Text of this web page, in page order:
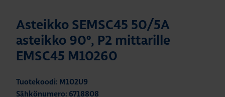
Asteikko SEMSC45 50/5A
asteikko 90º, P2 mittarille
EMSC45 M10260
Tuotekoodi: M102U9
Sähkönumero: 6718808